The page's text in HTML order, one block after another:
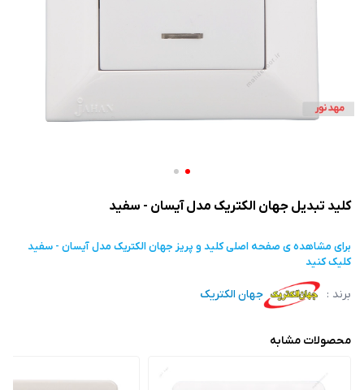
کلید تبدیل جهان الکتریک مدل آیسان - سفید
برای مشاهده ی صفحه اصلیکلید و پریز جهان الکتریک مدل آیسان - سفید
کلیک کنید
برند : جهان الکتریک
محصولات مشابه